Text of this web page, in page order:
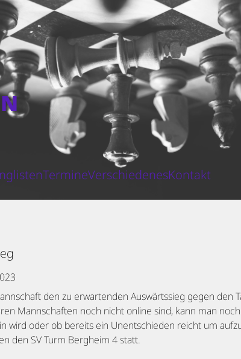
TermineVerschiedenesKontakt
den zu erwartenden Auswärtssieg gegen den
Mannschaften noch nicht online sind, kann man
wird oder ob bereits ein Unentschieden reicht um
den SV Turm Bergheim 4 statt.